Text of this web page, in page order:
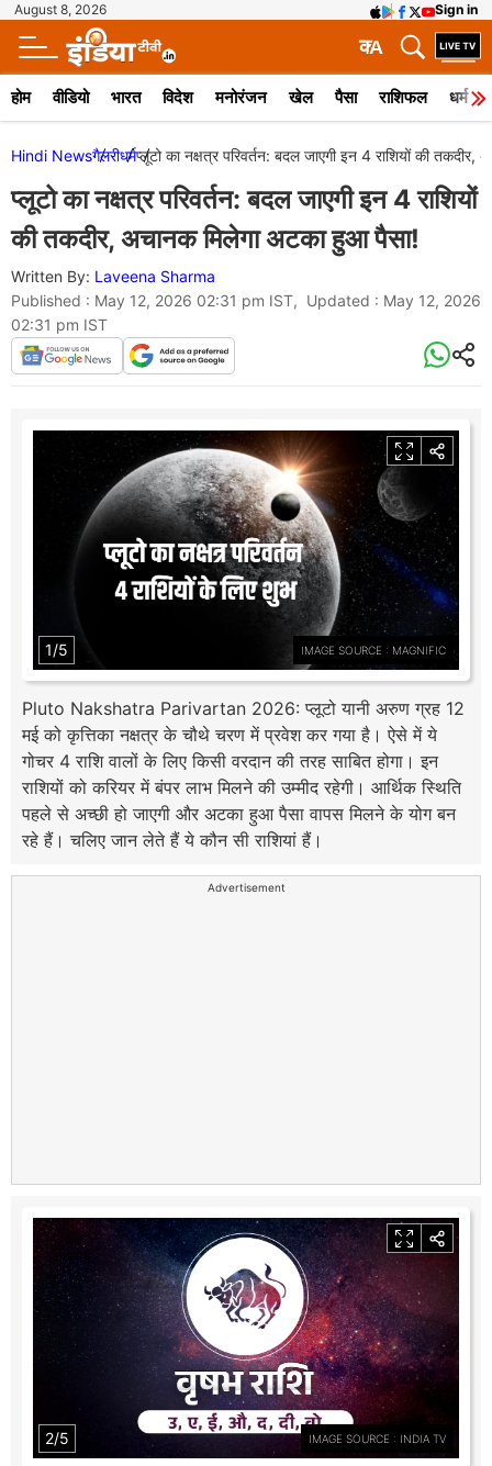
August 8, 2026 Sign in
A
क
होम वीडियो भारत विदेश मनोरंजन खेल पैसा राशिफल धर्म
Hindi Newsगैलरीधर्मप्लूटो का नक्षत्र परिवर्तन: बदल जाएगी इन 4 राशियों की
प्लूटो का नक्षत्र परिवर्तन: बदल जाएगी इन 4 राशियों
की तकदीर, अचानक मिलेगा अटका हुआ पैसा!
Written By: Laveena Sharma
Published : May 12, 2026 02:31 pm IST, Updated : May 12, 2026
02:31 pm IST
1/5 IMAGE SOURCE : MAGNIFIC
Pluto Nakshatra Parivartan 2026: प्लूटो यानी अरुण ग्रह 12
मई को कृत्तिका नक्षत्र के चौथे चरण में प्रवेश कर गया है। ऐसे में ये
गोचर 4 राशि वालों के लिए किसी वरदान की तरह साबित होगा। इन
राशियों को करियर में बंपर लाभ मिलने की उम्मीद रहेगी। आर्थिक स्थिति
पहले से अच्छी हो जाएगी और अटका हुआ पैसा वापस मिलने के योग बन
रहे हैं। चलिए जान लेते हैं ये कौन सी राशियां हैं।
Advertisement
2/5 IMAGE SOURCE : INDIA TV